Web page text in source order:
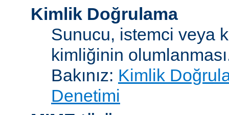
Kimlik Doğrulama
Sunucu, istemci veya
kimliğinin
Bakınız: Kimlik
Denetimi